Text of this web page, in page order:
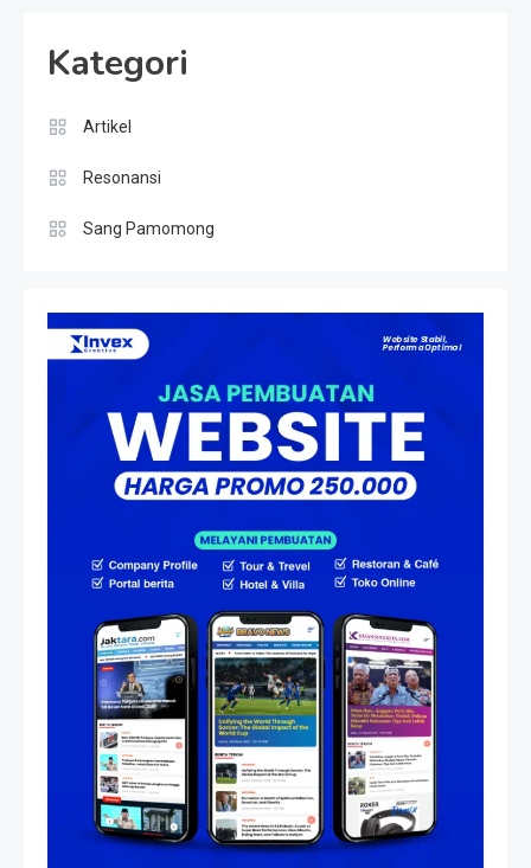
Kedempel: Saat Presiden
Gareng Lebih Sibuk Orasi
daripada Urus Nasi
Artikel
Menjaga Selendang Tetap
Paser Melawan Arus Zaman
Dulu Mengejar Deadline di
Atas Speedboat-nya, Kini Ia
Menjadi Nakhoda PPU
Artikel
HP Dopod U1000, Laptop Mini
yang Mendahului Zaman
Sebelum Era iPhone dan
Smartphone
Resonansi
Seri 1: Republik Karang
Kedempel, Lahirnya Politik
Non-Blok ke Go-Blok!
Artikel
Menelusuri Akar Sejarah Ulang
Tahun PPU, Pertentangan
Bulan Peringatan vs
Pengesahan UU 7/2002
Kategori
Artikel
Resonansi
Sang Pamomong